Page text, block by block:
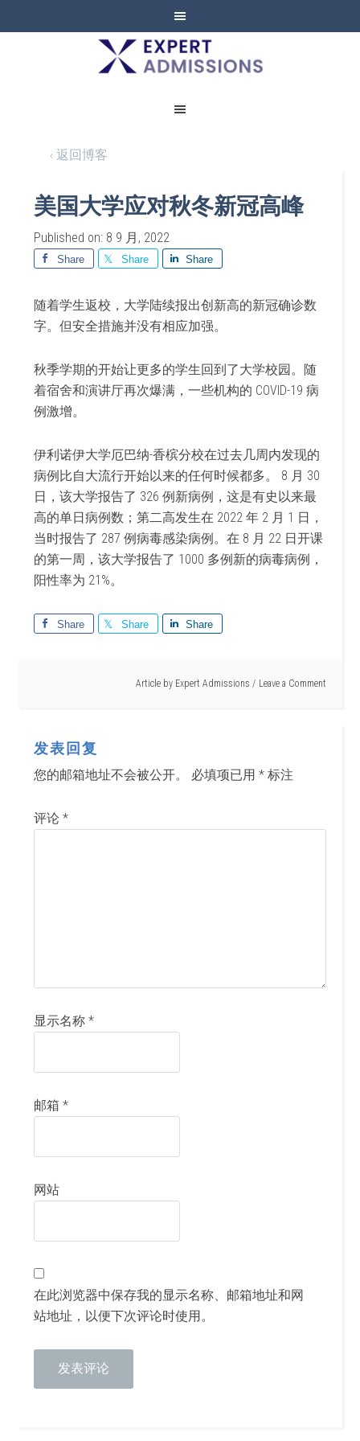
EXPERT
ADMISSIONS
‹ 返回博客
美国大学应对秋冬新冠高峰
Published on: 8 9 月, 2022
Share Share Share
随着学生返校，大学陆续报出创新高的新冠确诊数
字。但安全措施并没有相应加强。
秋季学期的开始让更多的学生回到了大学校园。随
着宿舍和演讲厅再次爆满，一些机构的 COVID-19 病
例激增。
伊利诺伊大学厄巴纳-香槟分校在过去几周内发现的
病例比自大流行开始以来的任何时候都多。 8 月 30
日，该大学报告了 326 例新病例，这是有史以来最
高的单日病例数；第二高发生在 2022 年 2 月 1 日，
当时报告了 287 例病毒感染病例。在 8 月 22 日开课
的第一周，该大学报告了 1000 多例新的病毒病例，
阳性率为 21%。
Share Share Share
Article by Expert Admissions Leave a Comment
发表回复
您的邮箱地址不会被公开。 必填项已用* 标注
评论*
显示名称*
邮箱*
网站
在此浏览器中保存我的显示名称、邮箱地址和网
站地址，以便下次评论时使用。